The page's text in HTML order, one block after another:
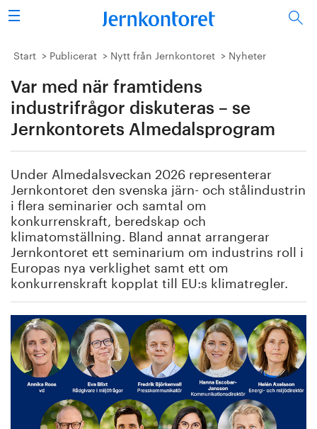
Sök
Stålindustrin
Vision 2050
Forskning/utbildning
Vi tycker
Publicerat
Bildbank
Om oss
Start Publicerat Nytt från Jernkontoret Nyheter
Var med när framtidens
industrifrågor diskuteras – se
Jernkontorets Almedalsprogram
Under Almedalsveckan 2026 representerar
Jernkontoret den svenska järn- och stålindustrin
i flera seminarier och samtal om
konkurrenskraft, beredskap och
klimatomställning. Bland annat arrangerar
Jernkontoret ett seminarium om industrins roll i
Europas nya verklighet samt ett om
konkurrenskraft kopplat till EU:s klimatregler.